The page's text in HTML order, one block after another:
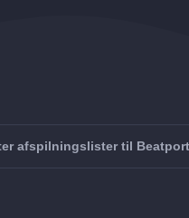
afspilningslister til Beatport